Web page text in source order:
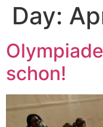
Day:
schon!